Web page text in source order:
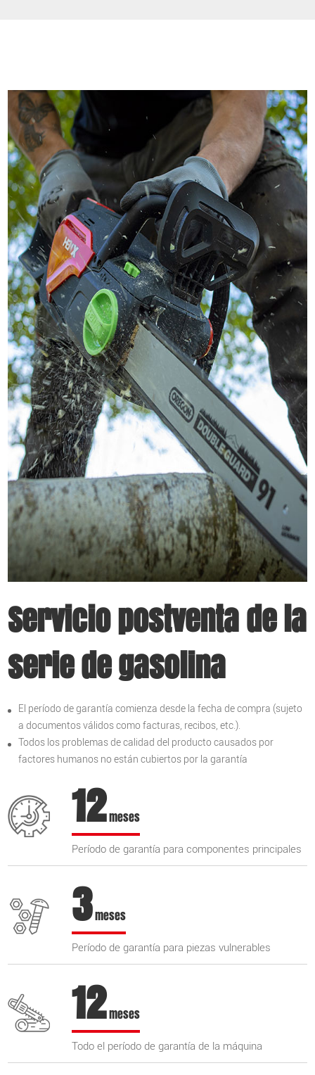
Servicio postventa de la
serie de gasolina
El período de garantía comienza desde la fecha de compra (sujeto
a documentos válidos como facturas, recibos, etc.).
Todos los problemas de calidad del producto causados ​​por
factores humanos no están cubiertos por la garantía
12meses
Período de garantía para componentes principales
3meses
Período de garantía para piezas vulnerables
12meses
Todo el período de garantía de la máquina